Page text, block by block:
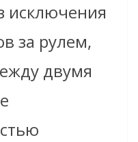
исключения
за рулем,
двумя